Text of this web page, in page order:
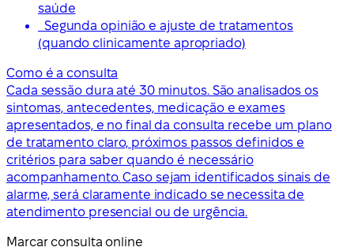
saúde
Segunda opinião e ajuste de tratamentos
(quando clinicamente apropriado)
Como é a consulta
Cada sessão dura até 30 minutos. São analisados os
sintomas, antecedentes, medicação e exames
apresentados, e no final da consulta recebe um plano
de tratamento claro, próximos passos definidos e
critérios para saber quando é necessário
acompanhamento. Caso sejam identificados sinais de
alarme, será claramente indicado se necessita de
atendimento presencial ou de urgência.
Marcar consulta online